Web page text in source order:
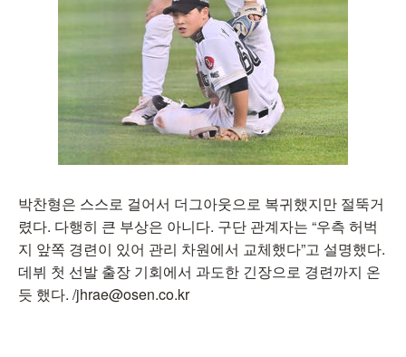
박찬형은 스스로 걸어서 더그아웃으로 복귀했지만 절뚝거
렸다. 다행히 큰 부상은 아니다. 구단 관계자는 “우측 허벅
지 앞쪽 경련이 있어 관리 차원에서 교체했다”고 설명했다.
데뷔 첫 선발 출장 기회에서 과도한 긴장으로 경련까지 온
듯 했다. /jhrae@osen.co.kr